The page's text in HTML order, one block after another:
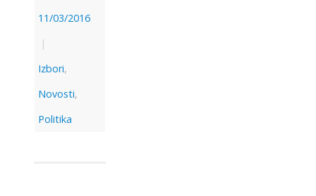
11/03/2016
|
Izbori,
Novosti,
Politika